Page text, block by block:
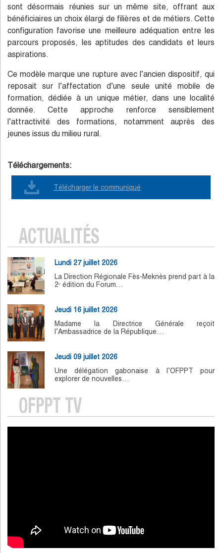
sont désormais réunies sur un même site, offrant aux
bénéficiaires un choix élargi de filières et de métiers. Cette
configuration favorise une meilleure adéquation entre les
parcours proposés, les aptitudes des candidats et leurs
aspirations.
Ce modèle marque une rupture avec l’ancien dispositif, qui
reposait sur l’affectation d’une seule unité mobile de
formation, dédiée à un unique métier, dans une localité
donnée. Cette approche renforce sensiblement
l’attractivité des formations, notamment auprès des
jeunes issus du milieu rural.
Téléchargements:
Télécharger le communiqué
ACTUALITÉS
Lundi 27 juillet 2026
La Direction Régionale Fès-Meknès prend part à la
2ᵉ édition du Forum…
Jeudi 16 juillet 2026
Madame la Directrice Générale reçoit
l’Ambassadrice de la République…
Jeudi 09 juillet 2026
Une délégation gabonaise à l’OFPPT pour
explorer de nouvelles…
OFPPT TV